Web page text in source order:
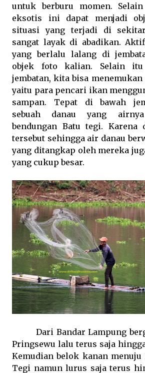
untuk berburu momen. Selain
eksotis ini dapat menjadi
situasi yang terjadi di
sangat layak di abadikan.
yang berlalu lalang di
objek foto kalian. Selain itu
jembatan, kita bisa
yaitu para pencari ikan
sampan. Tepat di bawah
sebuah danau yang
bendungan Batu tegi. Karena
tersebut sehingga air danau
yang ditangkap oleh mereka
yang cukup besar.
Dari Bandar Lampung
Pringsewu lalu terus saja
Kemudian belok kanan menuju
Tegi namun lurus saja terus